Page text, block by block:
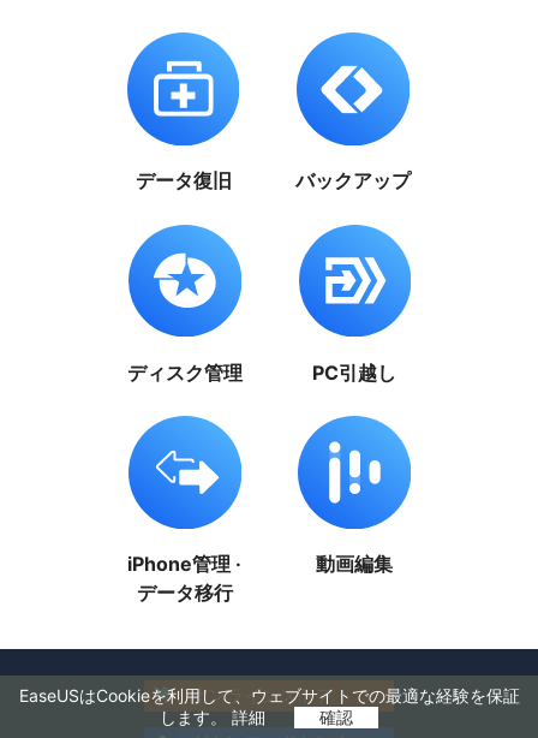
EaseUSはCookieを利用して、ウェブサイトでの最適な経験を保証
します。 詳細 確認
データ復旧 バックアップ
ディスク管理 PC引越し
iPhone管理 ·
データ移行
動画編集
 オンラインストア